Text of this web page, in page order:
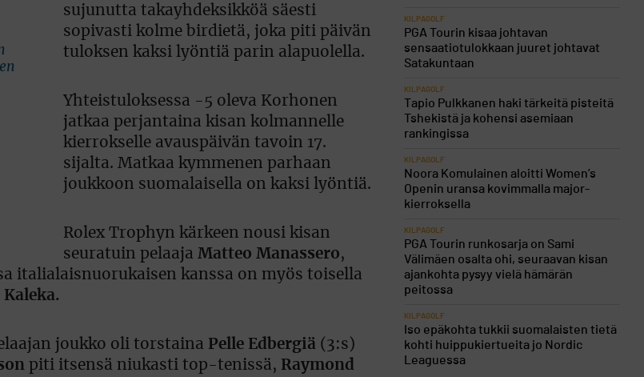
sujunutta takayhdeksikköä säesti
sopivasti kolme birdietä, joka piti päivän
tuloksen kaksi lyöntiä parin alapuolella.
Yhteistuloksessa -5 oleva Korhonen
jatkaa perjantaina kisan kolmannelle
kierrokselle avauspäivän tavoin 17.
sijalta. Matkaa kymmenen parhaan
joukkoon suomalaisella on kaksi lyöntiä.
Rolex Trophyn kärkeen nousi kisan
seuratuin pelaaja Matteo Manassero,
italialaisnuorukaisen kanssa on myös toisella
joukko oli torstaina Pelle Edbergiä (3:s)
piti itsensä niukasti top-tenissä, Raymond
KILPAGOLF
PGA Tourin kisaa johtavan
sensaatiotulokkaan juuret johtavat
Satakuntaan
KILPAGOLF
Tapio Pulkkanen haki tärkeitä pisteitä
Tshekistä ja kohensi asemiaan
rankingissa
KILPAGOLF
Noora Komulainen aloitti Women’s
Openin uransa kovimmalla major-
kierroksella
KILPAGOLF
PGA Tourin runkosarja on Sami
Välimäen osalta ohi, seuraavan kisan
ajankohta pysyy vielä hämärän
peitossa
KILPAGOLF
Iso epäkohta tukkii suomalaisten tietä
kohti huippukiertueita jo Nordic
Leaguessa